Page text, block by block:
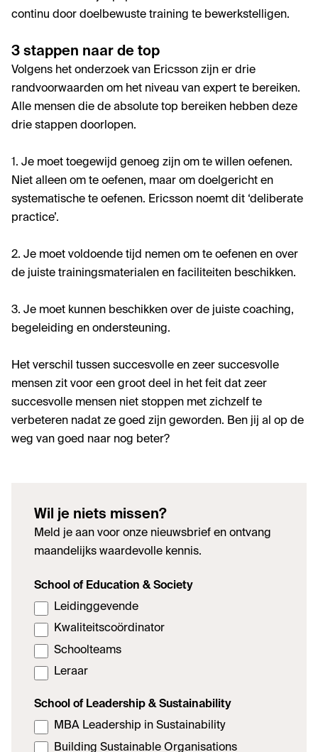
continu door doelbewuste training te bewerkstelligen.
3 stappen naar de top
Volgens het onderzoek van Ericsson zijn er drie
randvoorwaarden om het niveau van expert te bereiken.
Alle mensen die de absolute top bereiken hebben deze
drie stappen doorlopen.
1. Je moet toegewijd genoeg zijn om te willen oefenen.
Niet alleen om te oefenen, maar om doelgericht en
systematische te oefenen. Ericsson noemt dit ‘deliberate
practice’.
2. Je moet voldoende tijd nemen om te oefenen en over
de juiste trainingsmaterialen en faciliteiten beschikken.
3. Je moet kunnen beschikken over de juiste coaching,
begeleiding en ondersteuning.
Het verschil tussen succesvolle en zeer succesvolle
mensen zit voor een groot deel in het feit dat zeer
succesvolle mensen niet stoppen met zichzelf te
verbeteren nadat ze goed zijn geworden. Ben jij al op de
weg van goed naar nog beter?
Wil je niets missen?
Meld je aan voor onze nieuwsbrief en ontvang
maandelijks waardevolle kennis.
School of Education & Society
Leidinggevende
Kwaliteitscoördinator
Schoolteams
Leraar
School of Leadership & Sustainability
MBA Leadership in Sustainability
Building Sustainable Organisations